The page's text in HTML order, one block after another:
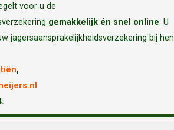
voor u de
gemakkelijk én snel online. U
jagersaansprakelijkheidsverzekering bij hen
,